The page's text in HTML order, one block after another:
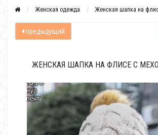
Женская одежда Женская шапка на
предыдущий
ЖЕНСКАЯ ШАПКА НА ФЛИСЕ С